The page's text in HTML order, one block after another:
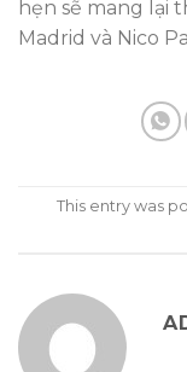
hẹn sẽ mang lại
Madrid và Nico
This entry was